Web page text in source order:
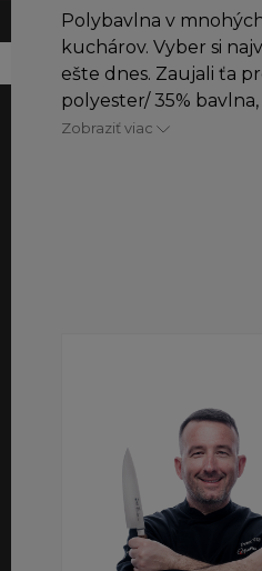
Polybavlna v
kuchárov. Vyber si
ešte dnes. Zaujali ťa
polyester/ 35%
Zobraziť viac